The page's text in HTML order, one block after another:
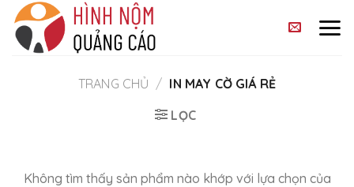
Skip
content
TRANG CHỦ / IN MAY CỜ GIÁ RẺ
LỌC
Không tìm thấy sản phẩm nào khớp với lựa chọn của